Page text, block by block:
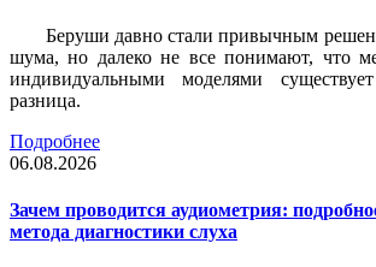
Беруши давно стали привычным
шума, но далеко не все понимают, что
индивидуальными моделями
разница.
Подробнее
06.08.2026
Зачем проводится аудиометрия:
метода диагностики слуха